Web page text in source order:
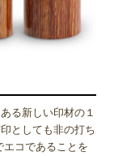
る新しい印材の１
としても非の打ち
エコであることを